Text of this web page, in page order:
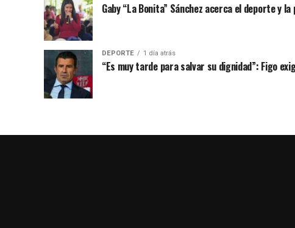
Gaby “La Bonita” Sánchez acerca el deporte y
DEPORTE 1 día atrás
“Es muy tarde para salvar su dignidad”: Figo